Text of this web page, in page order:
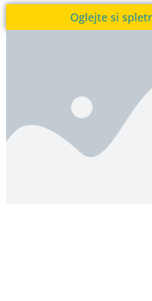
Oglejte si